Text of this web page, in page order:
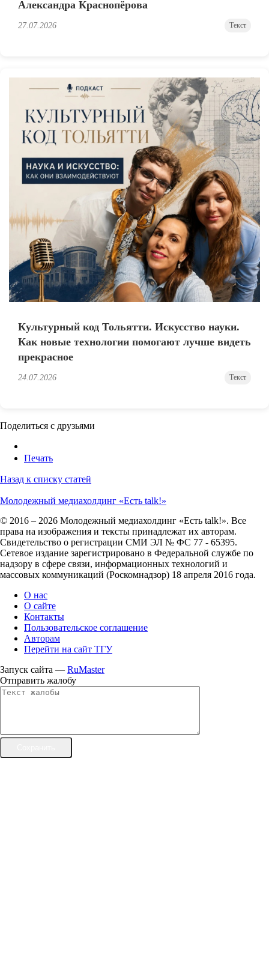
Александра Краснопёрова
27.07.2026 Текст
Культурный код Тольятти. Искусство науки.
Как новые технологии помогают лучше видеть
прекрасное
24.07.2026 Текст
Поделиться с друзьями
Печать
Назад к списку статей
Молодежный медиахолдинг «Есть talk!»
© 2016 – 2026 Молодежный медиахолдинг «Есть talk!». Все
права на изображения и тексты принадлежат их авторам.
Свидетельство о регистрации СМИ ЭЛ № ФС 77 - 65395.
Сетевое издание зарегистрировано в Федеральной службе по
надзору в сфере связи, информационных технологий и
массовых коммуникаций (Роскомнадзор) 18 апреля 2016 года.
О нас
О сайте
Контакты
Пользовательское соглашение
Авторам
Перейти на сайт ТГУ
Запуск сайта — RuMaster
Отправить жалобу